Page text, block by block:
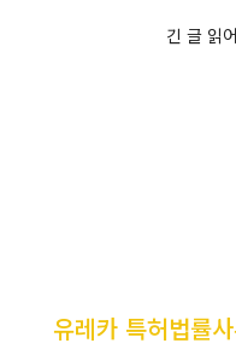
긴 글 읽
유레카 특허법률